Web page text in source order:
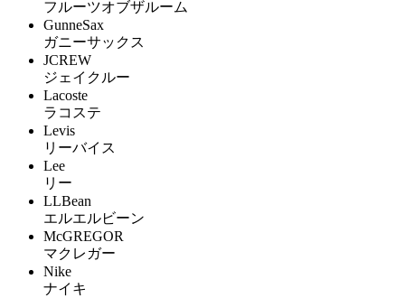
フルーツオブザルーム
GunneSax
ガニーサックス
JCREW
ジェイクルー
Lacoste
ラコステ
Levis
リーバイス
Lee
リー
LLBean
エルエルビーン
McGREGOR
マクレガー
Nike
ナイキ